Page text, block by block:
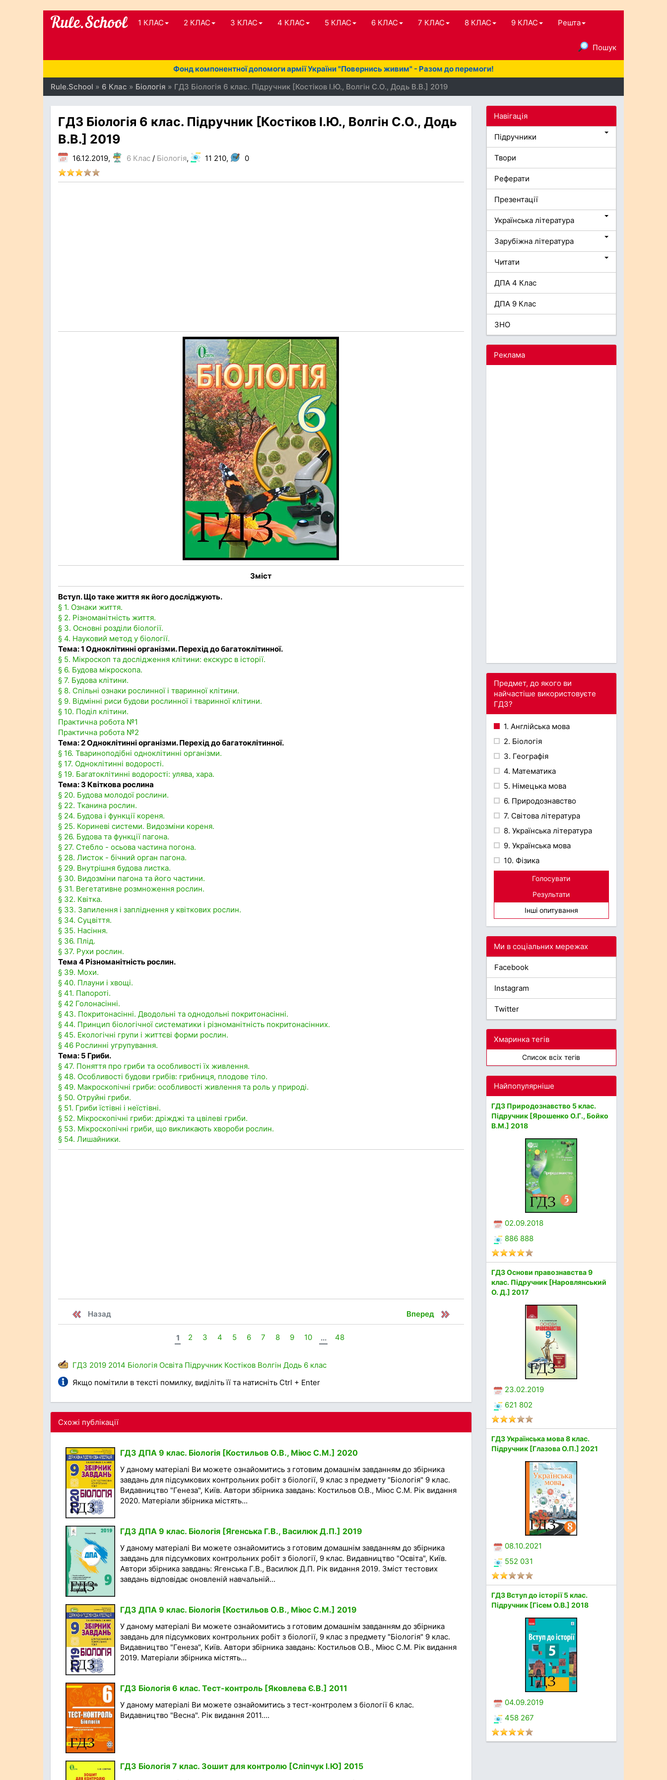
1 КЛАС 2 КЛАС 3 КЛАС 4 КЛАС 5 КЛАС 6 КЛАС 7 КЛАС 8 КЛАС 9 КЛАС Решта
Пошук
Фонд компонентної допомоги армії України "Повернись живим" - Разом до перемоги!
Rule.School » 6 Клас » Біологія » ГДЗ Біологія 6 клас. Підручник [Костіков І.Ю., Волгін С.О., Додь В.В.] 2019
ГДЗ Біологія 6 клас. Підручник [Костіков І.Ю., Волгін С.О., Додь
В.В.] 2019
16.12.2019, 6 Клас / Біологія, 11 210, 0
Зміст
Вступ. Що таке життя як його досліджують.
§ 1. Ознаки життя.
§ 2. Різноманітність життя.
§ 3. Основні розділи біології.
§ 4. Науковий метод у біології.
Тема: 1 Одноклітинні організми. Перехід до багатоклітинної.
§ 5. Мікроскоп та дослідження клітини: екскурс в історії.
§ 6. Будова мікроскопа.
§ 7. Будова клітини.
§ 8. Спільні ознаки рослинної і тваринної клітини.
§ 9. Відмінні риси будови рослинної і тваринної клітини.
§ 10. Поділ клітини.
Практична робота №1
Практична робота №2
Тема: 2 Одноклітинні організми. Перехід до багатоклітинної.
§ 16. Твариноподібні одноклітинні організми.
§ 17. Одноклітинні водорості.
§ 19. Багатоклітинні водорості: улява, хара.
Тема: 3 Квіткова рослина
§ 20. Будова молодої рослини.
§ 22. Тканина рослин.
§ 24. Будова і функції кореня.
§ 25. Кориневі системи. Видозміни кореня.
§ 26. Будова та функції пагона.
§ 27. Стебло - осьова частина погона.
§ 28. Листок - бічний орган пагона.
§ 29. Внутрішня будова листка.
§ 30. Видозміни пагона та його частини.
§ 31. Вегетативне розмноження рослин.
§ 32. Квітка.
§ 33. Запилення і запліднення у квіткових рослин.
§ 34. Суцвіття.
§ 35. Насіння.
§ 36. Плід.
§ 37. Рухи рослин.
Тема 4 Різноманітність рослин.
§ 39. Мохи.
§ 40. Плауни і хвощі.
§ 41. Папороті.
§ 42 Голонасінні.
§ 43. Покритонасінні. Дводольні та однодольні покритонасінні.
§ 44. Принцип біологічної систематики і різноманітність покритонасінних.
§ 45. Екологічні групи і життєві форми рослин.
§ 46 Рослинні угрупування.
Тема: 5 Гриби.
§ 47. Поняття про гриби та особливості їх живлення.
§ 48. Особливості будови грибів: грибниця, плодове тіло.
§ 49. Макроскопічні гриби: особливості живлення та роль у природі.
§ 50. Отруйні гриби.
§ 51. Гриби їстівні і неїстівні.
§ 52. Мікроскопічні гриби: дріжджі та цвілеві гриби.
§ 53. Мікроскопічні гриби, що викликають хвороби рослин.
§ 54. Лишайники.
Назад Вперед
1 2 3 4 5 6 7 8 9 10 ... 48
ГДЗ 2019 2014 Біологія Освіта Підручник Костіков Волгін Додь 6 клас
Якщо помітили в тексті помилку, виділіть її та натисніть Ctrl + Enter
Схожі публікації
ГДЗ ДПА 9 клас. Біологія [Костильов О.В., Міюс С.М.] 2020
У даному матеріалі Ви можете ознайомитись з готовим домашнім завданням до збірника
завдань для підсумкових контрольних робіт з біології, 9 клас з предмету "Біологія" 9 клас.
Видавництво "Генеза", Київ. Автори збірника завдань: Костильов О.В., Міюс С.М. Рік видання
2020. Матеріали збірника містять...
ГДЗ ДПА 9 клас. Біологія [Ягенська Г.В., Василюк Д.П.] 2019
У даному матеріалі Ви можете ознайомитись з готовим домашнім завданням до збірника
завдань для підсумкових контрольних робіт з біології, 9 клас. Видавництво "Освіта", Київ.
Автори збірника завдань: Ягенська Г.В., Василюк Д.П. Рік видання 2019. Зміст тестових
завдань відповідає оновленій навчальній...
ГДЗ ДПА 9 клас. Біологія [Костильов О.В., Міюс С.М.] 2019
У даному матеріалі Ви можете ознайомитись з готовим домашнім завданням до збірника
завдань для підсумкових контрольних робіт з біології, 9 клас з предмету "Біологія" 9 клас.
Видавництво "Генеза", Київ. Автори збірника завдань: Костильов О.В., Міюс С.М. Рік видання
2019. Матеріали збірника містять...
ГДЗ Біологія 6 клас. Тест-контроль [Яковлева Є.В.] 2011
У даному матеріалі Ви можете ознайомитись з тест-контролем з біології 6 клас.
Видавництво "Весна". Рік видання 2011....
ГДЗ Біологія 7 клас. Зошит для контролю [Сліпчук І.Ю] 2015
Навігація
Підручники
Твори
Реферати
Презентації
Українська література
Зарубіжна література
Читати
ДПА 4 Клас
ДПА 9 Клас
ЗНО
Реклама
Предмет, до якого ви
найчастіше використовуєте
ГДЗ?
1. Англійська мова
2. Біологія
3. Географія
4. Математика
5. Німецька мова
6. Природознавство
7. Світова література
8. Українська література
9. Українська мова
10. Фізика
Голосувати
Результати
Інші опитування
Ми в соціальних мережах
Facebook
Instagram
Twitter
Хмаринка тегів
Список всіх тегів
Найпопулярніше
ГДЗ Природознавство 5 клас.
Підручник [Ярошенко О.Г., Бойко
В.М.] 2018
02.09.2018
886 888
ГДЗ Основи правознавства 9
клас. Підручник [Наровлянський
О. Д.] 2017
23.02.2019
621 802
ГДЗ Українська мова 8 клас.
Підручник [Глазова О.П.] 2021
08.10.2021
552 031
ГДЗ Вступ до історії 5 клас.
Підручник [Гісем О.В.] 2018
04.09.2019
458 267